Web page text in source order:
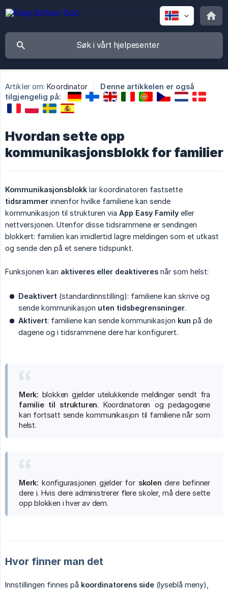
Artikler om: Koordinator
Denne artikkelen er også
tilgjengelig på:
Hvordan sette opp
kommunikasjonsblokk for familier
Kommunikasjonsblokk lar koordinatoren fastsette
tidsrammer innenfor hvilke familiene kan sende
kommunikasjon til strukturen via App Easy Family eller
nettversjonen. Utenfor disse tidsrammene er sendingen
blokkert: familien kan imidlertid lagre meldingen som et utkast
og sende den på et senere tidspunkt.
Funksjonen kan aktiveres eller deaktiveres når som helst:
Deaktivert (standardinnstilling): familiene kan skrive og
sende kommunikasjon uten tidsbegrensninger.
Aktivert: familiene kan sende kommunikasjon kun på de
dagene og i tidsrammene dere har konfigurert.
Merk: blokken gjelder utelukkende meldinger sendt fra
familie til strukturen. Koordinatoren og pedagogene
kan fortsatt sende kommunikasjon til familiene når som
helst.
Merk: konfigurasjonen gjelder for skolen dere befinner
dere i. Hvis dere administrerer flere skoler, må dere sette
opp blokken i hver av dem.
Hvor finner man det
Innstillingen finnes på koordinatorens side (lyseblå meny),